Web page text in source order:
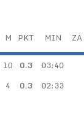
M PKT MIN
10 0.3
03:40
4 0.3 02:33